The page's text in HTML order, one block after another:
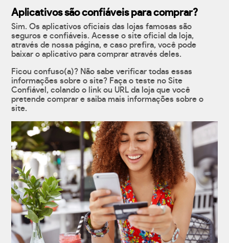
Aplicativos são confiáveis para comprar?
Sim. Os aplicativos oficiais das lojas famosas são
seguros e confiáveis. Acesse o site oficial da loja,
através de nossa página, e caso prefira, você pode
baixar o aplicativo para comprar através deles.
Ficou confuso(a)? Não sabe verificar todas essas
informações sobre o site? Faça o teste no Site
Confiável, colando o link ou URL da loja que você
pretende comprar e saiba mais informações sobre o
site.